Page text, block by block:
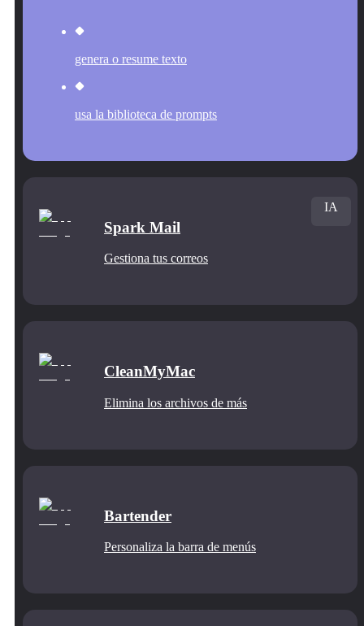
genera o resume texto
usa la biblioteca de prompts
Spark Mail
Gestiona tus correos
IA
CleanMyMac
Elimina los archivos de más
Bartender
Personaliza la barra de menús